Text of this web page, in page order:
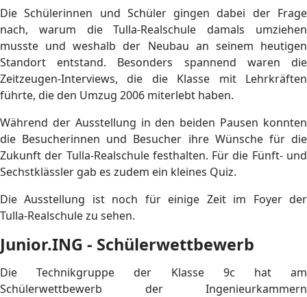
Die Schülerinnen und Schüler gingen dabei der Frage
nach, warum die Tulla‑Realschule damals umziehen
musste und weshalb der Neubau an seinem heutigen
Standort entstand. Besonders spannend waren die
Zeitzeugen‑Interviews, die die Klasse mit Lehrkräften
führte, die den Umzug 2006 miterlebt haben.
Während der Ausstellung in den beiden Pausen konnten
die Besucherinnen und Besucher ihre Wünsche für die
Zukunft der Tulla‑Realschule festhalten. Für die Fünft- und
Sechstklässler gab es zudem ein kleines Quiz.
Die Ausstellung ist noch für einige Zeit im Foyer der
Tulla‑Realschule zu sehen.
Junior.ING - Schülerwettbewerb
Die Technikgruppe der Klasse 9c hat am
Schülerwettbewerb der Ingenieurkammern